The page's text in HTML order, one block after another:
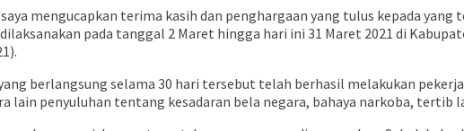
mengucapkan terima kasih dan penghargaan yang tulus kepada
pada tanggal 2 Maret hingga hari ini 31 Maret 2021 di
berlangsung selama 30 hari tersebut telah berhasil melakukan
lain penyuluhan tentang kesadaran bela negara, bahaya narkoba, tertib